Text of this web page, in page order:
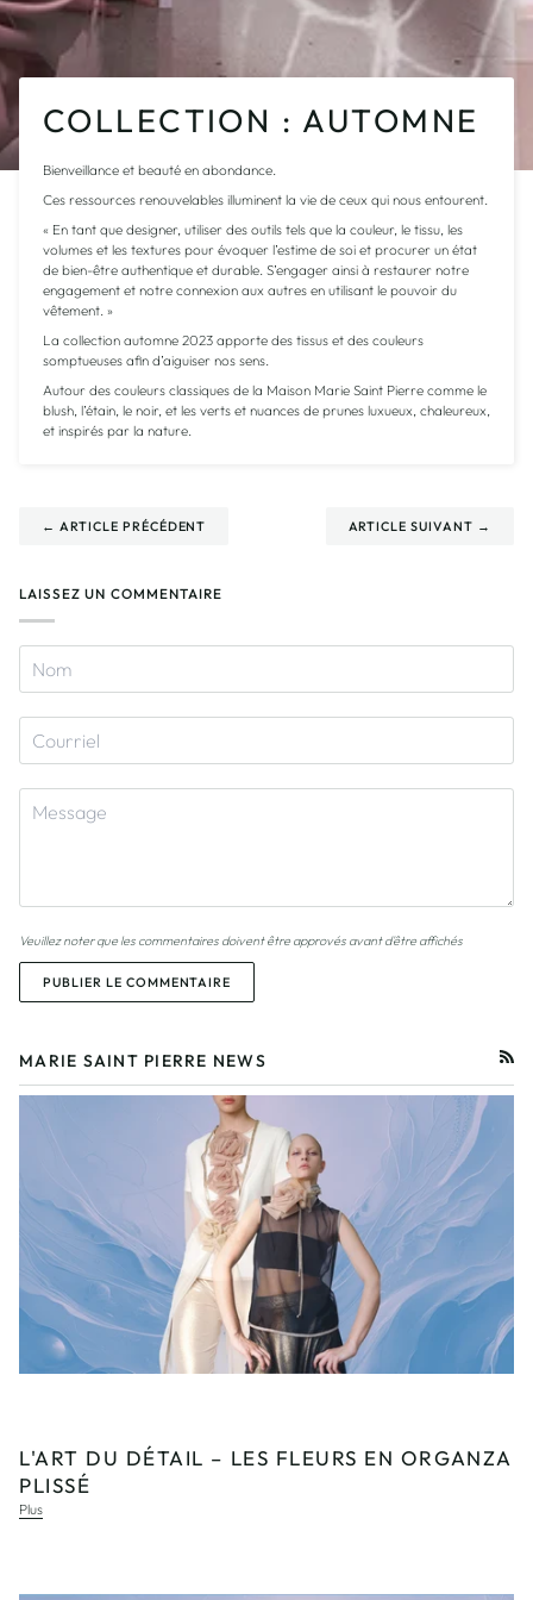
COLLECTION : AUTOMNE
Bienveillance et beauté en abondance.
Ces ressources renouvelables illuminent la vie de ceux qui nous entourent.
« En tant que designer, utiliser des outils tels que la couleur, le tissu, les
volumes et les textures pour évoquer l’estime de soi et procurer un état
de bien-être authentique et durable. S’engager ainsi à restaurer notre
engagement et notre connexion aux autres en utilisant le pouvoir du
vêtement. »
La collection automne 2023 apporte des tissus et des couleurs
somptueuses afin d’aiguiser nos sens.
Autour des couleurs classiques de la Maison Marie Saint Pierre comme le
blush, l’étain, le noir, et les verts et nuances de prunes luxueux, chaleureux,
et inspirés par la nature.
← ARTICLE PRÉCÉDENT ARTICLE SUIVANT →
LAISSEZ UN COMMENTAIRE
Veuillez noter que les commentaires doivent être approvés avant d'être affichés
PUBLIER LE COMMENTAIRE
MARIE SAINT PIERRE NEWS
L'ART DU DÉTAIL – LES FLEURS EN ORGANZA
PLISSÉ
Plus